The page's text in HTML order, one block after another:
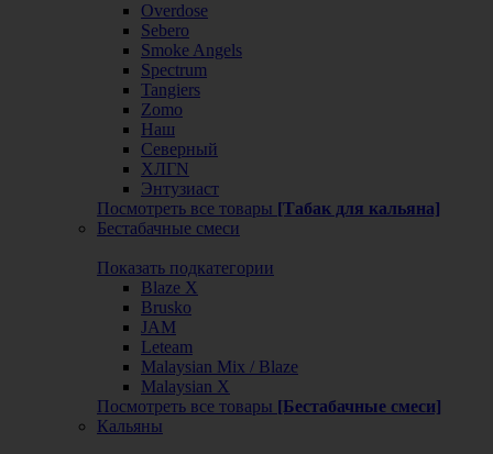
Overdose
Sebero
Smoke Angels
Spectrum
Tangiers
Zomo
Наш
Северный
ХЛГN
Энтузиаст
Посмотреть все товары [Табак для кальяна]
Бестабачные смеси
Показать подкатегории
Blaze X
Brusko
JAM
Leteam
Malaysian Mix / Blaze
Malaysian X
Посмотреть все товары [Бестабачные смеси]
Кальяны